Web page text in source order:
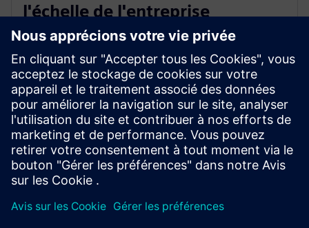
l'échelle de l'entreprise
Surveillez les performances des machines, des lignes
et des usines sur de nombreux sites mondiaux à partir
d'une seule instance cloud. La normalisation des
données en temps quasi réel permet de réaliser des
comparaisons précises entre les installations sans
avoir besoin d'une consolidation manuelle dans Excel.